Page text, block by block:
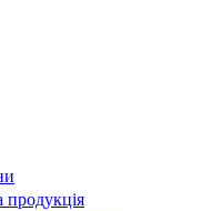
продукція